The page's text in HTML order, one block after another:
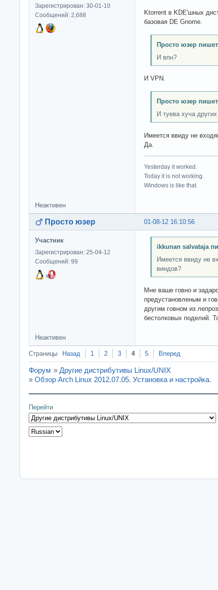
Зарегистрирован: 30-01-10
Сообщений: 2,688
Ktorrent в KDE'шных
базовая DE Gnome.
Просто юзер
И впн?
И VPN.
Просто юзер
И туева хуча других
Имеется ввиду не
Да.
Yesterday it worked.
Today it is not working.
Windows is like that.
Неактивен
01-08-12 16:10:56
Просто юзер
Участник
Зарегистрирован: 25-04-12
Сообщений: 99
ikkunan salvataja
Имеется ввиду не
виндов?
Мне ваше говно и
предустановленым и
другим говном из
бестолковых поделий.
Неактивен
Страницы Назад 1 2 3 4 5 Вперед
Форум » Другие дистрибутивы Linux/UNIX
» Обзор Arch Linux 2012.07.05. Установка и настройка.
Перейти